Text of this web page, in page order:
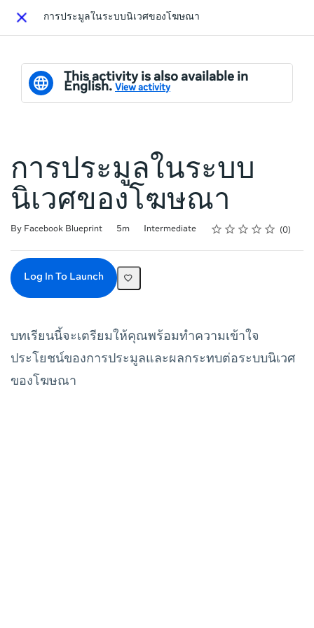
Close
การประมูลในระบบนิเวศของโฆษณา
This activity is also available in
English. View activity
การประมูลในระบบ
นิเวศของโฆษณา
By Facebook Blueprint
Duration 5m
Difficulty Intermediate Rating
1 star
2 stars
3 stars
4 stars
5 stars
Average rating: 0 0
No reviews
Log In To Launch
บทเรียนนี้จะเตรียมให้คุณพร้อมทำความเข้าใจ
ประโยชน์ของการประมูลและผลกระทบต่อระบบนิเวศ
ของโฆษณา